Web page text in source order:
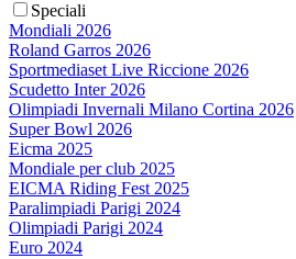
Speciali
Mondiali 2026
Roland Garros 2026
Sportmediaset Live Riccione 2026
Scudetto Inter 2026
Olimpiadi Invernali Milano Cortina 2026
Super Bowl 2026
Eicma 2025
Mondiale per club 2025
EICMA Riding Fest 2025
Paralimpiadi Parigi 2024
Olimpiadi Parigi 2024
Euro 2024